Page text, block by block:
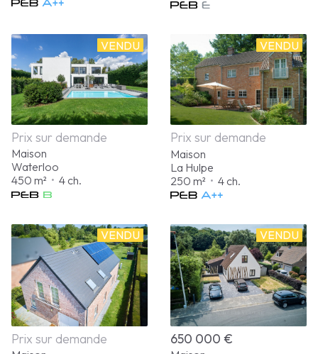
VENDU
Prix sur demande
Maison
Waterloo
450 m² • 4 ch.
VENDU
Prix sur demande
Maison
La Hulpe
250 m² • 4 ch.
VENDU
Prix sur demande
VENDU
650 000 €